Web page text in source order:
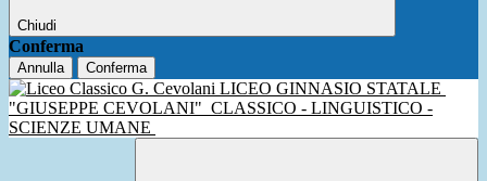
Chiudi
Conferma
Annulla Conferma
LICEO GINNASIO STATALE
"GIUSEPPE CEVOLANI" CLASSICO - LINGUISTICO -
SCIENZE UMANE